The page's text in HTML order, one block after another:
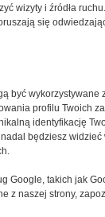
pliki cookies do
komputerze. Pliki
usług na najwyższym
do
będą one
W każdym
przeglądarki
wizyty i źródła
się
być
profilu Twoich
identyfikację
będziesz
Google, takich jak
z naszej strony,